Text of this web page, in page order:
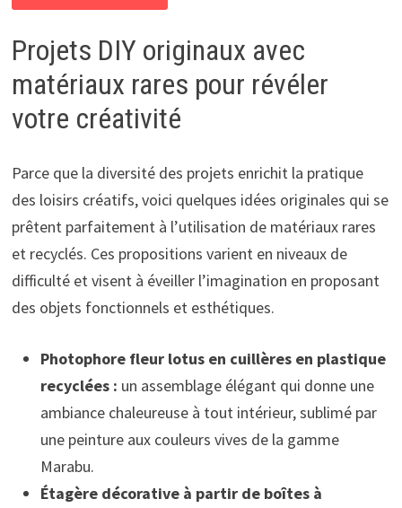
Projets DIY originaux avec
matériaux rares pour révéler
votre créativité
Parce que la diversité des projets enrichit la pratique
des loisirs créatifs, voici quelques idées originales qui se
prêtent parfaitement à l’utilisation de matériaux rares
et recyclés. Ces propositions varient en niveaux de
difficulté et visent à éveiller l’imagination en proposant
des objets fonctionnels et esthétiques.
Photophore fleur lotus en cuillères en plastique
recyclées : un assemblage élégant qui donne une
ambiance chaleureuse à tout intérieur, sublimé par
une peinture aux couleurs vives de la gamme
Marabu.
Étagère décorative à partir de boîtes à